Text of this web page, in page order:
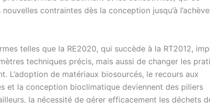
contraintes dès la conception jusqu’à
telles que la RE2020, qui succède à la RT2012,
techniques précis, mais aussi de changer les
L’adoption de matériaux biosourcés, le recours aux
et la conception bioclimatique deviennent des piliers
la nécessité de gérer efficacement les déchets